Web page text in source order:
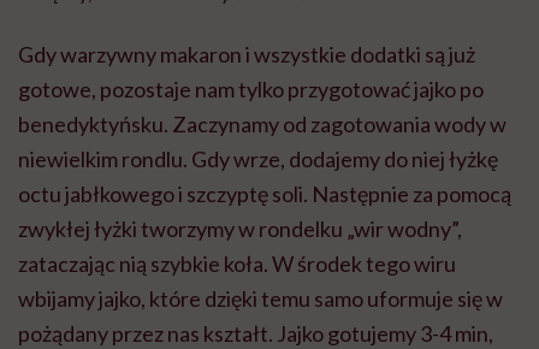
Gdy warzywny makaron i wszystkie dodatki są już
gotowe, pozostaje nam tylko przygotować jajko po
benedyktyńsku. Zaczynamy od zagotowania wody w
niewielkim rondlu. Gdy wrze, dodajemy do niej łyżkę
octu jabłkowego i szczyptę soli. Następnie za pomocą
zwykłej łyżki tworzymy w rondelku „wir wodny”,
zataczając nią szybkie koła. W środek tego wiru
wbijamy jajko, które dzięki temu samo uformuje się w
pożądany przez nas kształt. Jajko gotujemy 3-4 min,